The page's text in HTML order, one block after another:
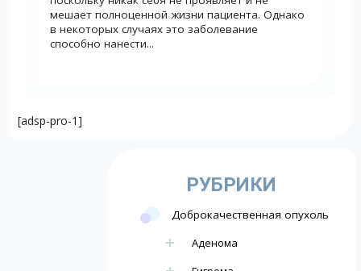
мешает полноценной жизни пациента. Однако
в некоторых случаях это заболевание
способно нанести...
[adsp-pro-1]
РУБРИКИ
Доброкачественная опухоль
Аденома